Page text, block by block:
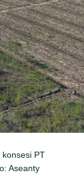
PT
Aseanty